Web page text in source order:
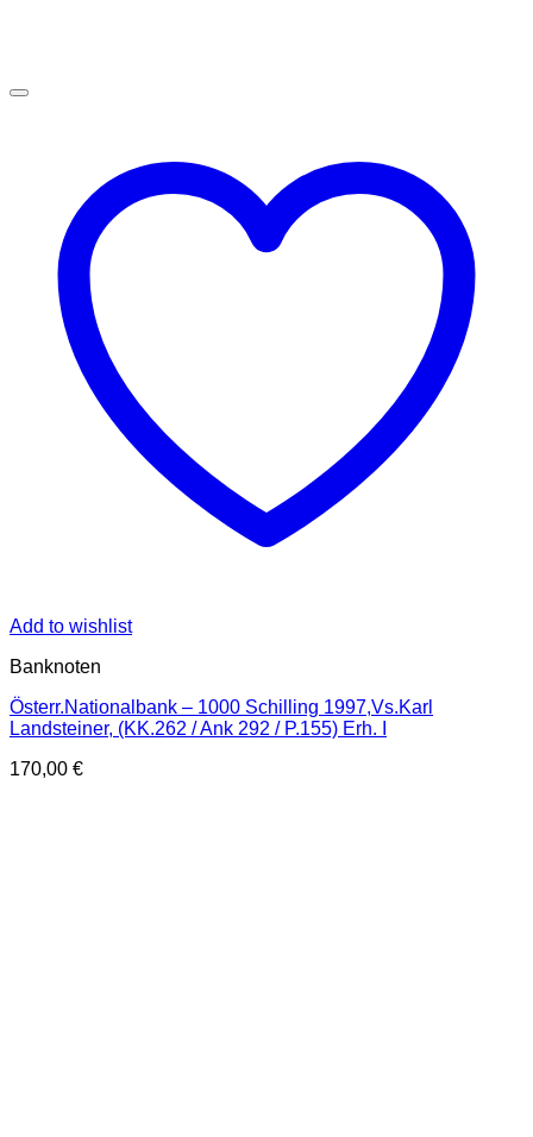
Add to wishlist
Banknoten
Österr.Nationalbank – 1000 Schilling 1997,Vs.Karl
Landsteiner, (KK.262 / Ank 292 / P.155) Erh. I
170,00 €